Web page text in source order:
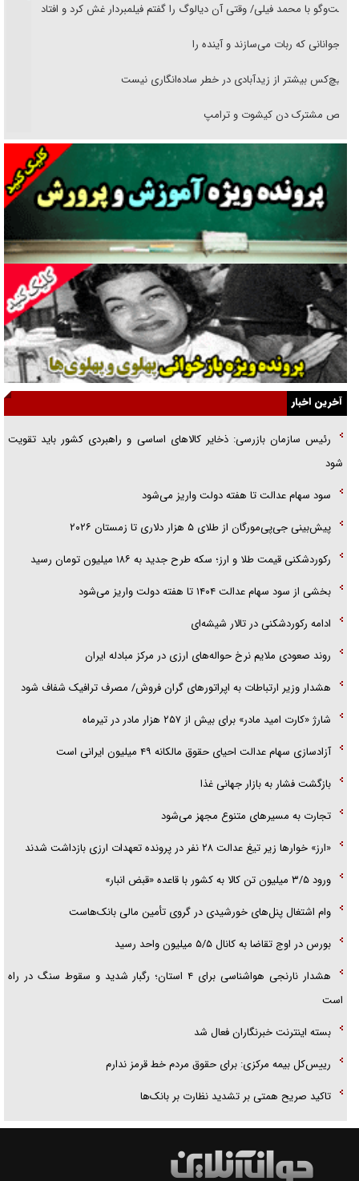
گفت‌وگو با محمد فیلی/ وقتی آن دیالوگ را گفتم فیلمبردار غش کرد و افتاد
نوجوانانی که ربات می‌سازند و آینده را
هیچ‌کس بیشتر از زیدآبادی در خطر ساده‌انگاری نیست
رقص مشترک دن کیشوت و ترامپ
دنده دولت به واگذاری مسئله‌دار ایران‌خودرو/ خصوصی‌سازی یا انحصار؟
غریزه‌ی بقا و آقای باقی و رفقا
جراحی‌های زیبایی با مدرک فوق‌دیپلم! + گفت‌وگو با متهم
گفت‌وگو با همسر یکی از شهدای جنگ رمضان/ پیکر بی‌سر شهید را از
انگشت‌های پا شناسایی کردیم
نسلی که آنلاین الگو می‌گیرد
گفت‌وگو با آیت‌الله جاودان/ جفای مخالفان مکانت معنوی رهبر شهید را
ارتقا می‌داد
راننده مست به قانون می‌خندد
همه آقای دوربینی شده‌ایم!
آخرین اخبار
رئیس سازمان بازرسی: ذخایر کالا‌های اساسی و راهبردی کشور باید تقویت
شود
سود سهام عدالت تا هفته دولت واریز می‌شود
پیش‌بینی جی‌پی‌مورگان از طلای ۵ هزار دلاری تا زمستان ۲۰۲۶
رکوردشکنی قیمت طلا و ارز؛ سکه طرح جدید به ۱۸۶ میلیون تومان رسید
بخشی از سود سهام عدالت ۱۴۰۴ تا هفته دولت واریز می‌شود
ادامه رکوردشکنی در تالار شیشه‌ای
روند صعودی ملایم نرخ حواله‌های ارزی در مرکز مبادله ایران
هشدار وزیر ارتباطات به اپراتورهای گران فروش/ مصرف ترافیک شفاف شود
شارژ «کارت امید مادر» برای بیش از ۲۵۷ هزار مادر در تیرماه
آزادسازی سهام عدالت احیای حقوق مالکانه ۴۹ میلیون ایرانی است
بازگشت فشار به بازار جهانی غذا
تجارت به مسیر‌های متنوع مجهز می‌شود
«ارز» خوار‌ها زیر تیغ عدالت ۲۸ نفر در پرونده تعهدات ارزی بازداشت شدند
ورود ۳/۵ میلیون تن کالا به کشور با قاعده «قبض انبار»
وام اشتغال پنل‌های خورشیدی در گروی تأمین مالی بانک‌هاست
بورس در اوج تقاضا به کانال ۵/۵ میلیون واحد رسید
هشدار نارنجی هواشناسی برای ۴ استان؛ رگبار شدید و سقوط سنگ در راه
است
بسته اینترنت خبرنگاران فعال شد
رییس‌کل بیمه مرکزی: برای حقوق مردم خط قرمز ندارم
تاکید صریح همتی بر تشدید نظارت بر بانک‌ها